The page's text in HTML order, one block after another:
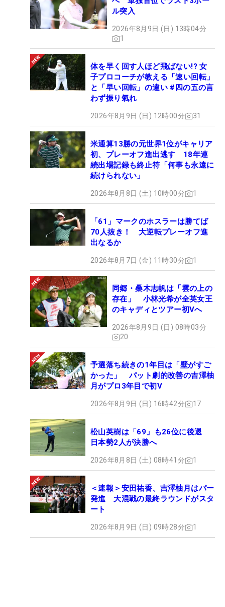
ル突入
2026年8月9日 (日) 13時04分
1
体を早く回す人ほど飛ばない!? 女
子プロコーチが教える「速い回転」
と「早い回転」の違い #四の五の言
わず振り氣れ
2026年8月9日 (日) 12時00分 31
米通算13勝の元世界1位がキャリア
初、プレーオフ進出逃す 18年連
続出場記録も終止符「何事も永遠に
続けられない」
2026年8月8日 (土) 10時00分 1
「61」マークのホスラーは勝てば
70人抜き！ 大逆転プレーオフ進
出なるか
2026年8月7日 (金) 11時30分 1
同郷・桑木志帆は「雲の上の
存在」 小林光希が全英女王
のキャディとツアー初Vへ
2026年8月9日 (日) 08時03分
20
予選落ち続きの1年目は「壁がすご
かった」 パット劇的改善の吉澤柚
月がプロ3年目で初V
2026年8月9日 (日) 16時42分 17
松山英樹は「69」も26位に後退
日本勢2人が決勝へ
2026年8月8日 (土) 08時41分 1
＜速報＞安田祐香、吉澤柚月はパー
発進 大混戦の最終ラウンドがスタ
ート
2026年8月9日 (日) 09時28分 1